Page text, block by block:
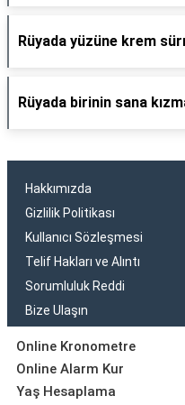
Rüyada yüzüne krem
Rüyada birinin sana
Hakkımızda
Gizlilik Politikası
Kullanıcı Sözleşmesi
Telif Hakları ve Alıntı
Sorumluluk Reddi
Bize Ulaşın
Online Kronometre
Online Alarm Kur
Yaş Hesaplama